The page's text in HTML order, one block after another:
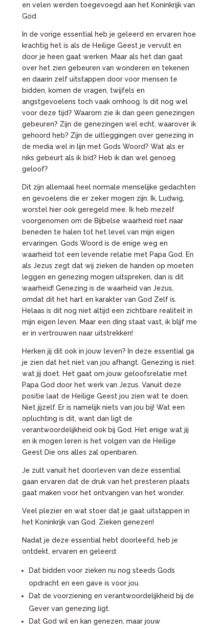
en velen werden toegevoegd aan het Koninkrijk van
God.
In de vorige essential heb je geleerd en ervaren hoe
krachtig het is als de Heilige Geest je vervult en
door je heen gaat werken. Maar als het dan gaat
over het zien gebeuren van wonderen en tekenen
en daarin zelf uitstappen door voor mensen te
bidden, komen de vragen, twijfels en
angstgevoelens toch vaak omhoog. Is dit nog wel
voor deze tijd? Waarom zie ik dan geen genezingen
gebeuren? Zijn de genezingen wel echt, waarover ik
gehoord heb? Zijn de uitleggingen over genezing in
de media wel in lijn met Gods Woord? Wat als er
niks gebeurt als ik bid? Heb ik dan wel genoeg
geloof?
Dit zijn allemaal heel normale menselijke gedachten
en gevoelens die er zeker mogen zijn. Ik, Ludwig,
worstel hier ook geregeld mee. Ik heb mezelf
voorgenomen om de Bijbelse waarheid niet naar
beneden te halen tot het level van mijn eigen
ervaringen. Gods Woord is de enige weg en
waarheid tot een levende relatie met Papa God. En
als Jezus zegt dat wij zieken de handen op moeten
leggen en genezing mogen uitspreken, dan is dit
waarheid! Genezing is de waarheid van Jezus,
omdat dit het hart en karakter van God Zelf is.
Helaas is dit nog niet altijd een zichtbare realiteit in
mijn eigen leven. Maar een ding staat vast, ik blijf me
er in vertrouwen naar uitstrekken!
Herken jij dit ook in jouw leven? In deze essential ga
je zien dat het niet van jou afhangt. Genezing is niet
wat jij doet. Het gaat om jouw geloofsrelatie met
Papa God door het werk van Jezus. Vanuit deze
positie laat de Heilige Geest jou zien wat te doen.
Niet jijzelf. Er is namelijk niets van jou bij! Wat een
opluchting is dit, want dan ligt de
verantwoordelijkheid ook bij God. Het enige wat jij
en ik mogen leren is het volgen van de Heilige
Geest Die ons alles zal openbaren.
Je zult vanuit het doorleven van deze essential
gaan ervaren dat de druk van het presteren plaats
gaat maken voor het ontvangen van het wonder.
Veel plezier en wat stoer dat je gaat uitstappen in
het Koninkrijk van God. Zieken genezen!
Nadat je deze essential hebt doorleefd, heb je
ontdekt, ervaren en geleerd:
Dat bidden voor zieken nu nog steeds Gods
opdracht en een gave is voor jou.
Dat de voorziening en verantwoordelijkheid bij de
Gever van genezing ligt.
Dat God wil en kan genezen, maar jouw